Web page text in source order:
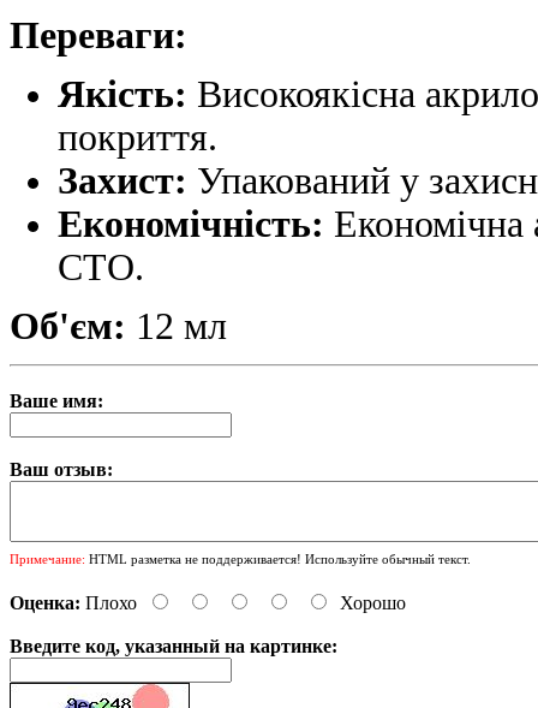
Переваги:
Якість: Високоякісна
покриття.
Захист: Упакований у
Економічність: Економічна
СТО.
Об'єм: 12 мл
Ваше имя:
Ваш отзыв:
Примечание: HTML разметка не поддерживается! Используйте обычный текст.
Оценка: Плохо Хорошо
Введите код, указанный на картинке: